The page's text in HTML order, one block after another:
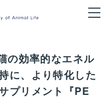
の効率的なエネル
に、より特化した
プリメント『PE